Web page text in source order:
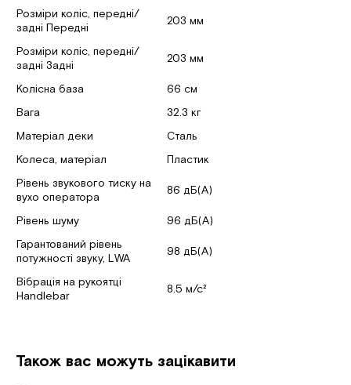
Розміри коліс, передні/
задні Передні
203 мм
Розміри коліс, передні/
задні Задні
203 мм
Колісна база
66 см
Вага
32.3 кг
Матеріал деки
Сталь
Колеса, матеріал
Пластик
Рівень звукового тиску на
вухо оператора
86 дБ(А)
Рівень шуму
96 дБ(А)
Гарантований рівень
потужності звуку, LWA
98 дБ(А)
Вібрація на рукоятці
Handlebar
8.5 м/с²
Також вас можуть зацікавити